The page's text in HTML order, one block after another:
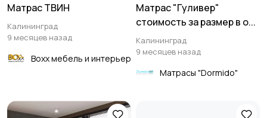
Матрас ТВИН
Калининград
9 месяцев назад
Boxx мебель и интерьер
Матрас "Гуливер"
стоимость за размер в о...
Калининград
9 месяцев назад
Матрасы "Dormido"